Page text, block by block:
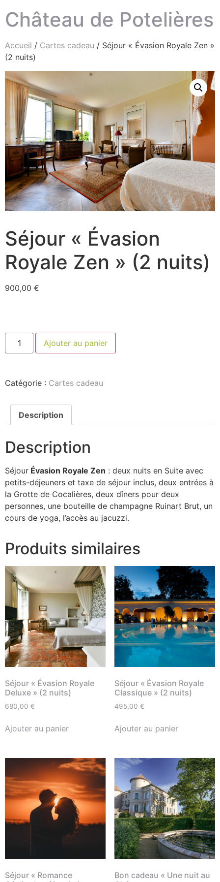
Château de Potelières
Accueil / Cartes cadeau / Séjour « Évasion Royale Zen »
(2 nuits)
Séjour « Évasion
Royale Zen » (2 nuits)
900,00 €
Ajouter au panier
Catégorie : Cartes cadeau
Description
Description
Séjour Évasion Royale Zen : deux nuits en Suite avec
petits-déjeuners et taxe de séjour inclus, deux entrées à
la Grotte de Cocalières, deux dîners pour deux
personnes, une bouteille de champagne Ruinart Brut, un
cours de yoga, l’accès au jacuzzi.
Produits similaires
Séjour « Évasion Royale
Deluxe » (2 nuits)
680,00 €
Ajouter au panier
Séjour « Évasion Royale
Classique » (2 nuits)
495,00 €
Ajouter au panier
Séjour « Romance
Bon cadeau « Une nuit au